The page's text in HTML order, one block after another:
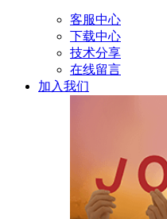
客服中心
下载中心
技术分享
在线留言
加入我们